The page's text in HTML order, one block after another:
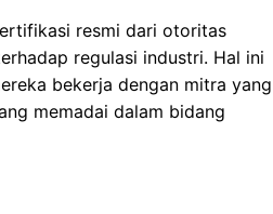
resmi dari otoritas
regulasi industri. Hal ini
bekerja dengan mitra yang
memadai dalam bidang